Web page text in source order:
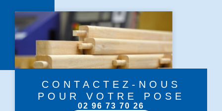
CONTACTEZ-NOUS
POUR VOTRE POSE
02 96 73 70 26